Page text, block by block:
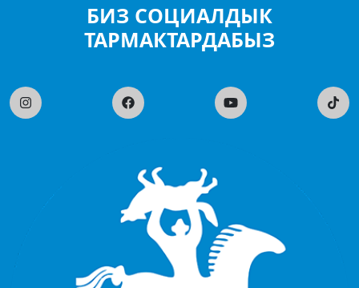
БИЗ СОЦИАЛДЫК
ТАРМАКТАРДАБЫЗ